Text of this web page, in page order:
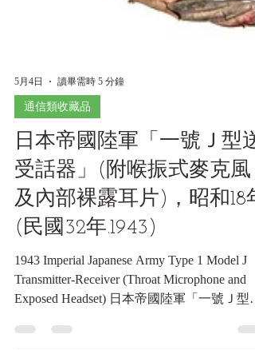
5月4日 讀畢需時 5 分鐘
通信類收藏品
日本帝國陸軍「一號Ｊ型送
受話器」(附喉振式麥克風
及內部裸露耳片)，昭和18
(民國32年.1943)
1943 Imperial Japanese Army Type 1 Model J
Exposed Headset) 日本帝國陸軍「一號Ｊ型送